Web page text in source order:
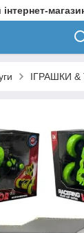
ІГРАШКИ &